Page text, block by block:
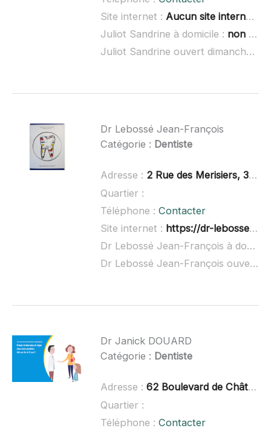
Site internet : Aucun site internet connu
Juliot Sandrine à domicile : non renseigné
Juliot Sandrine ouvert dimanche :
Dr Lebossé Jean-François
Catégorie : Dentiste
Adresse : 2 Rue des Merisiers, 35500 Vitré
Quartier :
Téléphone : Contacter
Site internet : https://dr-lebosse-jean-francois.business.site/
Dr Lebossé Jean-François à domicile :
Dr Lebossé Jean-François ouvert dimanche :
Dr Janick DOUARD
Catégorie : Dentiste
Adresse : 62 Boulevard de Châteaubriant, 35500 Vitré
Quartier :
Téléphone : Contacter